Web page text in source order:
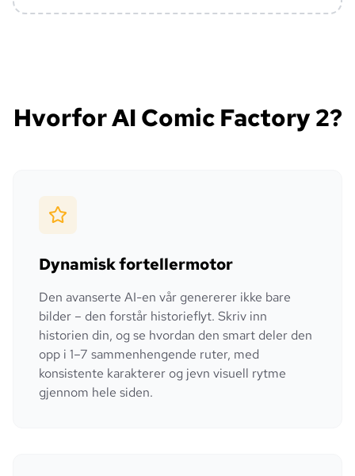
Hvorfor AI Comic Factory 2?
Dynamisk fortellermotor
Den avanserte AI-en vår genererer ikke bare
bilder – den forstår historieflyt. Skriv inn
historien din, og se hvordan den smart deler den
opp i 1–7 sammenhengende ruter, med
konsistente karakterer og jevn visuell rytme
gjennom hele siden.